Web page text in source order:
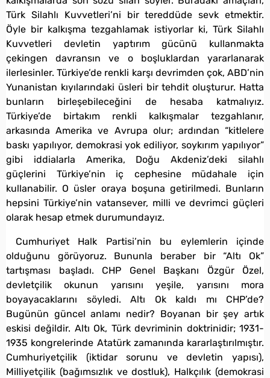
Türk Silahlı Kuvvetleri’ni bir tereddüde sevk etmektir.
Öyle bir kalkışma tezgahlamak istiyorlar ki, Türk Silahlı
Kuvvetleri devletin yaptırım gücünü kullanmakta
çekingen davransın ve o boşluklardan yararlanarak
ilerlesinler. Türkiye’de renkli karşı devrimden çok, ABD’nin
Yunanistan kıyılarındaki üsleri bir tehdit oluşturur. Hatta
bunların birleşebileceğini de hesaba katmalıyız.
Türkiye’de birtakım renkli kalkışmalar tezgahlanır,
arkasında Amerika ve Avrupa olur; ardından “kitlelere
baskı yapılıyor, demokrasi yok ediliyor, soykırım yapılıyor”
gibi iddialarla Amerika, Doğu Akdeniz’deki silahlı
güçlerini Türkiye’nin iç cephesine müdahale için
kullanabilir. O üsler oraya boşuna getirilmedi. Bunların
hepsini Türkiye’nin vatansever, milli ve devrimci güçleri
olarak hesap etmek durumundayız.
Cumhuriyet Halk Partisi’nin bu eylemlerin içinde
olduğunu görüyoruz. Bununla beraber bir “Altı Ok”
tartışması başladı. CHP Genel Başkanı Özgür Özel,
devletçilik okunun yarısını yeşile, yarısını mora
boyayacaklarını söyledi. Altı Ok kaldı mı CHP’de?
Bugünün güncel anlamı nedir? Boyanan bir şey artık
eskisi değildir. Altı Ok, Türk devriminin doktrinidir; 1931-
1935 kongrelerinde Atatürk zamanında kararlaştırılmıştır.
Cumhuriyetçilik (iktidar sorunu ve devletin yapısı),
Milliyetçilik (bağımsızlık ve dostluk), Halkçılık (demokrasi